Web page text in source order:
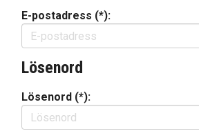
E-postadress (*):
Lösenord
Lösenord (*):